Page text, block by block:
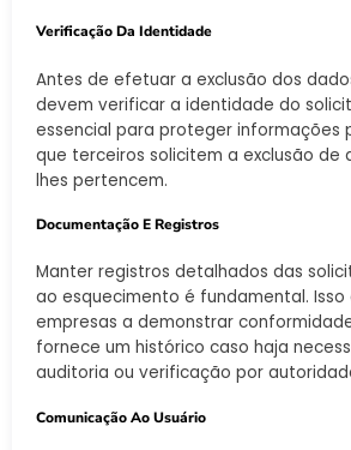
Verificação Da Identidade
Antes de efetuar a exclusão dos
devem verificar a identidade do
essencial para proteger informações
que terceiros solicitem a exclusão de
lhes pertencem.
Documentação E Registros
Manter registros detalhados das
ao esquecimento é fundamental. Isso
empresas a demonstrar
fornece um histórico caso haja
auditoria ou verificação por
Comunicação Ao Usuário